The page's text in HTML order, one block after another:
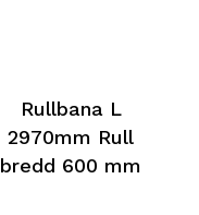
Rullbana L
2970mm Rull
bredd 600 mm